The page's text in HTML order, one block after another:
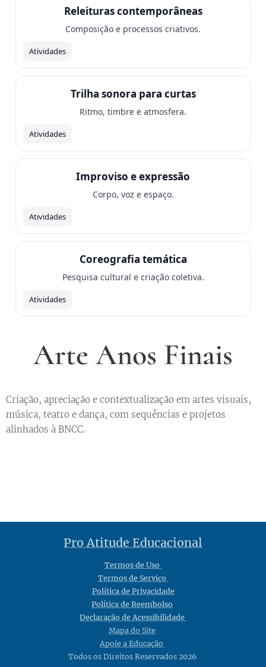
Releituras contemporâneas
Composição e processos criativos.
Atividades
Trilha sonora para curtas
Ritmo, timbre e atmosfera.
Atividades
Improviso e expressão
Corpo, voz e espaço.
Atividades
Coreografia temática
Pesquisa cultural e criação coletiva.
Atividades
Arte Anos Finais
Criação, apreciação e contextualização em artes visuais,
música, teatro e dança, com sequências e projetos
alinhados à BNCC.
Pro Atitude Educacional
Termos de Uso
Termos de Serviço
Política de Privacidade
Política de Reembolso
Declaração de Acessibilidade
Mapa do Site
Apoie a Educação
Todos os Direitos Reservados 2026